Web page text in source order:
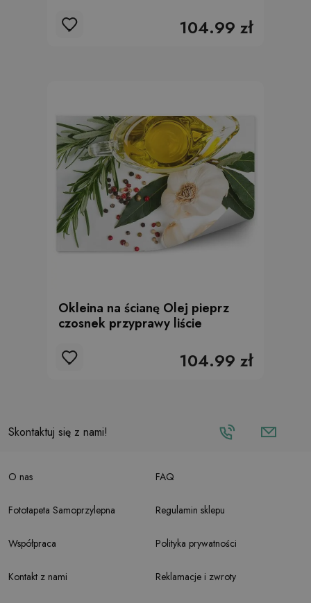
104.99 zł
Okleina na ścianę Olej pieprz
czosnek przyprawy liście
104.99 zł
Skontaktuj się z nami!
O nas
Fototapeta Samoprzylepna
Współpraca
Kontakt z nami
FAQ
Regulamin sklepu
Polityka prywatności
Reklamacje i zwroty